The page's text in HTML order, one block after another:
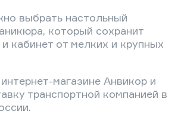
выбрать настольный
который сохранит
кабинет от мелких и крупных
магазине Анвикор и
транспортной компанией в